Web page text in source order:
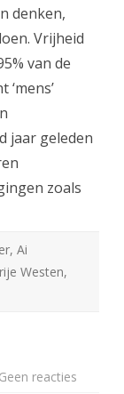
denken,
Vrijheid
van de
jaar geleden
zoals
, Ai
Westen,
Geen reacties